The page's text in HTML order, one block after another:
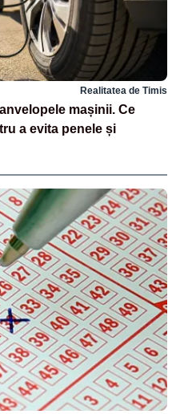
Realitatea de Timis
mașinii. Ce
a evita penele și